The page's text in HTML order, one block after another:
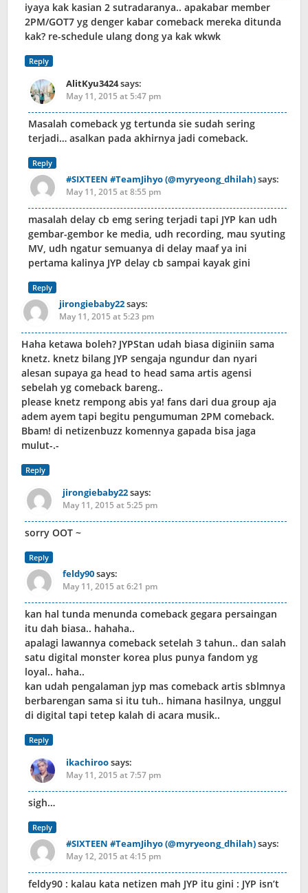
iyaya kak kasian 2 sutradaranya.. apakabar member
2PM/GOT7 yg denger kabar comeback mereka ditunda
kak? re-schedule ulang dong ya kak wkwk
Reply
AlitKyu3424says:
May 11, 2015 at 5:47 pm
Masalah comeback yg tertunda sie sudah sering
terjadi… asalkan pada akhirnya jadi comeback.
Reply
#SIXTEEN #TeamJihyo (@myryeong_dhilah)says:
May 11, 2015 at 8:55 pm
masalah delay cb emg sering terjadi tapi JYP kan udh
gembar-gembor ke media, udh recording, mau syuting
MV, udh ngatur semuanya di delay maaf ya ini
pertama kalinya JYP delay cb sampai kayak gini
Reply
jirongiebaby22says:
May 11, 2015 at 5:23 pm
Haha ketawa boleh? JYPStan udah biasa diginiin sama
knetz. knetz bilang JYP sengaja ngundur dan nyari
alesan supaya ga head to head sama artis agensi
sebelah yg comeback bareng..
please knetz rempong abis ya! fans dari dua group aja
adem ayem tapi begitu pengumuman 2PM comeback.
Bbam! di netizenbuzz komennya gapada bisa jaga
mulut-.-
Reply
jirongiebaby22says:
May 11, 2015 at 5:25 pm
sorry OOT ~
Reply
feldy90says:
May 11, 2015 at 6:21 pm
kan hal tunda menunda comeback gegara persaingan
itu dah biasa.. hahaha..
apalagi lawannya comeback setelah 3 tahun.. dan salah
satu digital monster korea plus punya fandom yg
loyal.. haha..
kan udah pengalaman jyp mas comeback artis sblmnya
berbarengan sama si itu tuh.. himana hasilnya, unggul
di digital tapi tetep kalah di acara musik..
Reply
ikachiroosays:
May 11, 2015 at 7:57 pm
sigh…
Reply
#SIXTEEN #TeamJihyo (@myryeong_dhilah)says:
May 12, 2015 at 4:15 pm
feldy90 : kalau kata netizen mah JYP itu gini : JYP isn’t